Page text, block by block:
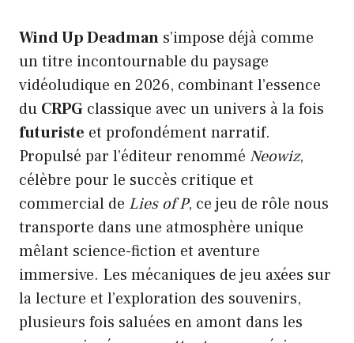
Wind Up Deadman s’impose déjà comme
un titre incontournable du paysage
vidéoludique en 2026, combinant l’essence
du CRPG classique avec un univers à la fois
futuriste et profondément narratif.
Propulsé par l’éditeur renommé Neowiz,
célèbre pour le succès critique et
commercial de Lies of P, ce jeu de rôle nous
transporte dans une atmosphère unique
mêlant science-fiction et aventure
immersive. Les mécaniques de jeu axées sur
la lecture et l’exploration des souvenirs,
plusieurs fois saluées en amont dans les